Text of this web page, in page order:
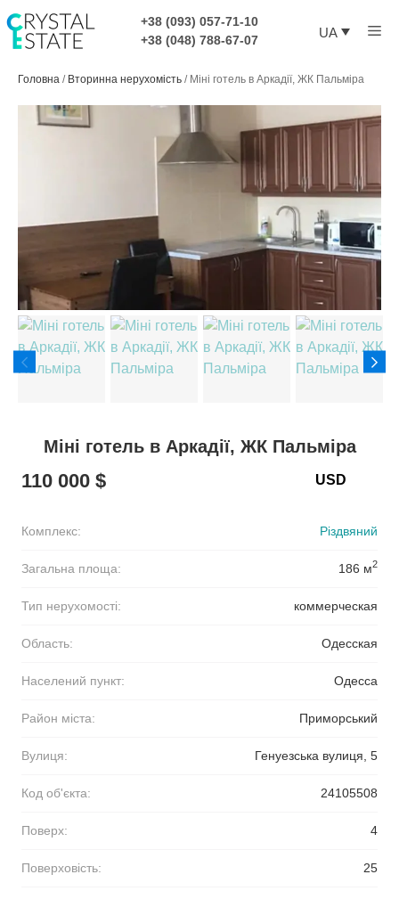
до
контенту
+38 (093) 057-71-10
+38 (048) 788-67-07
UA
Головна / Вторинна нерухомість / Міні готель в Аркадії, ЖК Пальміра
Міні готель в Аркадії, ЖК Пальміра
110 000 $
Комплекс: Різдвяний
Загальна площа: 186 м2
Тип нерухомості: коммерческая
Область: Одесская
Населений пункт: Одесса
Район міста: Приморський
Вулиця: Генуезська вулиця, 5
Код об'єкта: 24105508
Поверх: 4
Поверховість: 25